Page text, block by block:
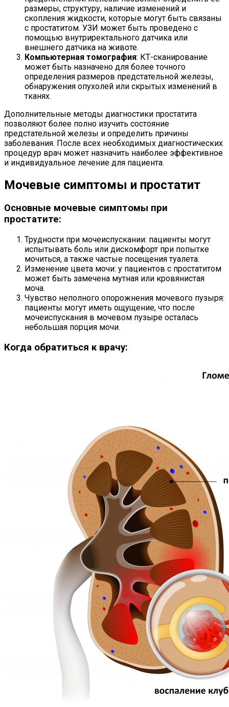
размеры, структуру, наличие изменений и
скопления жидкости, которые могут быть связаны
с простатитом. УЗИ может быть проведено с
помощью внутриректального датчика или
внешнего датчика на животе.
Компьютерная томография: КТ-сканирование
может быть назначено для более точного
определения размеров предстательной железы,
обнаружения опухолей или скрытых изменений в
тканях.
Дополнительные методы диагностики простатита
позволяют более полно изучить состояние
предстательной железы и определить причины
заболевания. После всех необходимых диагностических
процедур врач может назначить наиболее эффективное
и индивидуальное лечение для пациента.
Мочевые симптомы и простатит
Основные мочевые симптомы при
простатите:
Трудности при мочеиспускании: пациенты могут
испытывать боль или дискомфорт при попытке
мочиться, а также частые посещения туалета.
Изменение цвета мочи: у пациентов с простатитом
может быть замечена мутная или кровянистая
моча.
Чувство неполного опорожнения мочевого пузыря:
пациенты могут иметь ощущение, что после
мочеиспускания в мочевом пузыре осталась
небольшая порция мочи.
Когда обратиться к врачу: